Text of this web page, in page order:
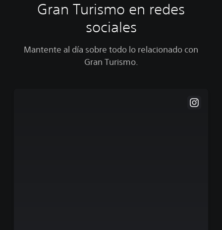
Gran Turismo en redes
sociales
Mantente al día sobre todo lo relacionado con
Gran Turismo.